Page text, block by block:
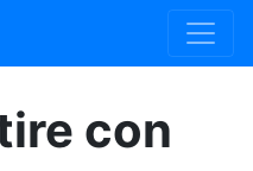
con